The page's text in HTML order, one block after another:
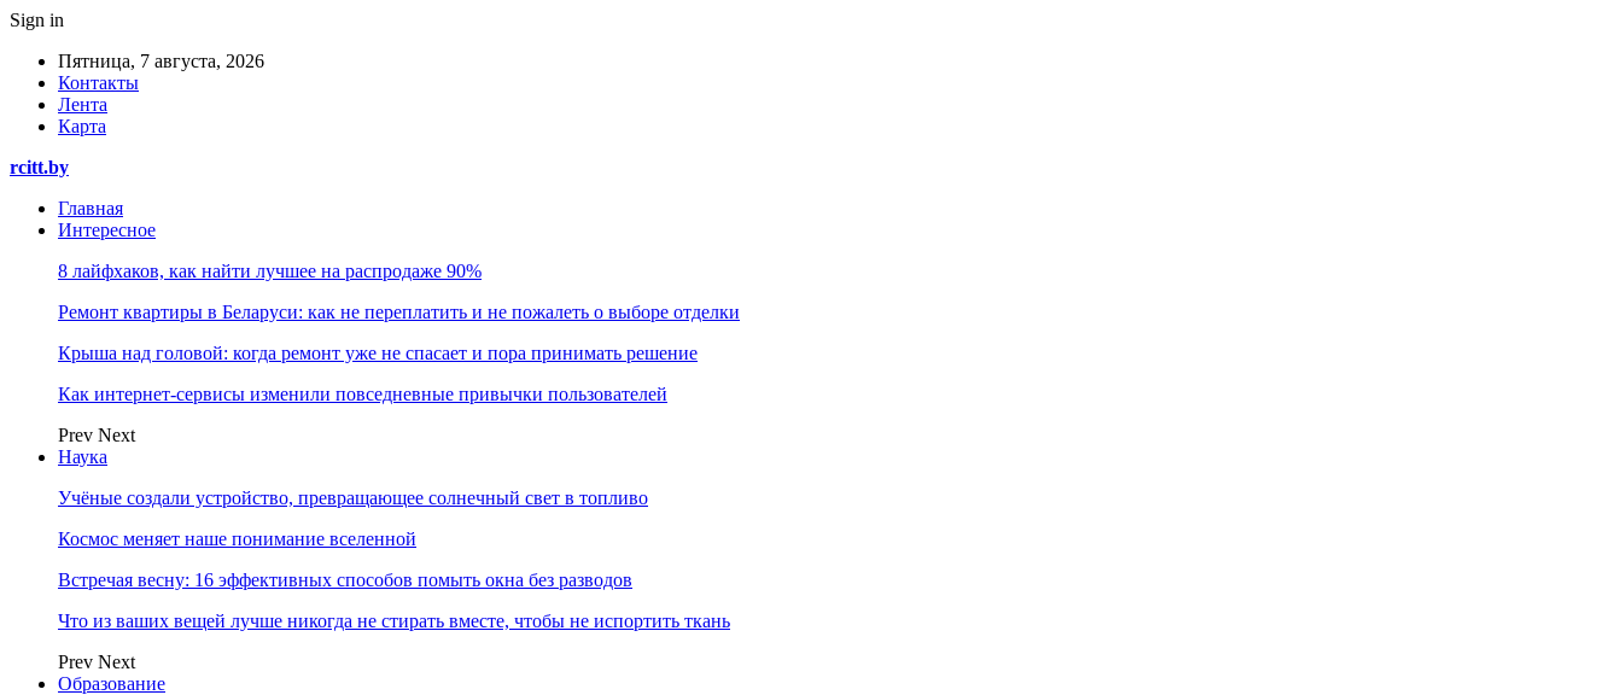
Sign in
Пятница, 7 августа, 2026
Контакты
Лента
Карта
rcitt.by
Главная
Интересное
8 лайфхаков, как найти лучшее на распродаже 90%
Ремонт квартиры в Беларуси: как не переплатить и не пожалеть о выборе отделки
Крыша над головой: когда ремонт уже не спасает и пора принимать решение
Как интернет-сервисы изменили повседневные привычки пользователей
Prev Next
Наука
Учёные создали устройство, превращающее солнечный свет в топливо
Космос меняет наше понимание вселенной
Встречая весну: 16 эффективных способов помыть окна без разводов
Что из ваших вещей лучше никогда не стирать вместе, чтобы не испортить ткань
Prev Next
Образование